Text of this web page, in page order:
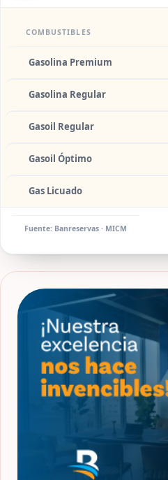
COMBUSTIBLES
Gasolina Premium
Gasolina Regular
Gasoil Regular
Gasoil Óptimo
Gas Licuado
Fuente: Banreservas · MICM